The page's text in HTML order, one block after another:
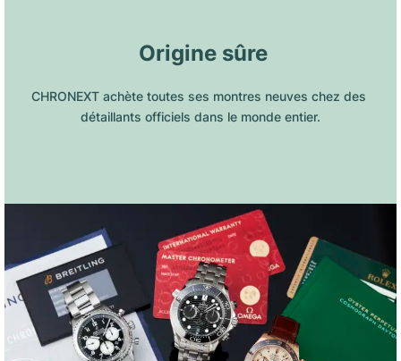
Origine sûre
CHRONEXT achète toutes ses montres neuves chez des
détaillants officiels dans le monde entier.